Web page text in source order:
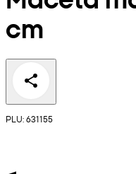
cm
PLU: 631155